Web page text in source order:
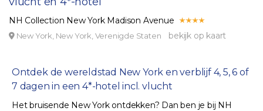
NH Collection New York Madison Avenue
New York, New York, Verenigde Staten bekijk op kaart
Ontdek de wereldstad New York en verblijf 4, 5, 6 of
7 dagen in een 4*-hotel incl. vlucht
Het bruisende New York ontdekken? Dan ben je bij NH